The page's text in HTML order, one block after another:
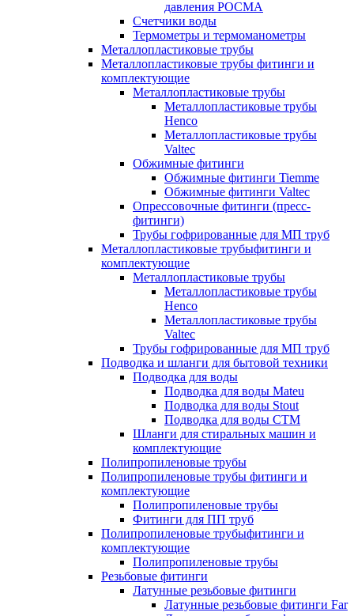
давления РОСМА
Счетчики воды
Термометры и термоманометры
Металлопластиковые трубы
Металлопластиковые трубы фитинги и
комплектующие
Металлопластиковые трубы
Металлопластиковые трубы
Henco
Металлопластиковые трубы
Valtec
Обжимные фитинги
Обжимные фитинги Tiemme
Обжимные фитинги Valtec
Опрессовочные фитинги (пресс-
фитинги)
Трубы гофрированные для МП труб
Металлопластиковые трубыфитинги и
комплектующие
Металлопластиковые трубы
Металлопластиковые трубы
Henco
Металлопластиковые трубы
Valtec
Трубы гофрированные для МП труб
Подводка и шланги для бытовой техники
Подводка для воды
Подводка для воды Mateu
Подводка для воды Stout
Подводка для воды СТМ
Шланги для стиральных машин и
комплектующие
Полипропиленовые трубы
Полипропиленовые трубы фитинги и
комплектующие
Полипропиленовые трубы
Фитинги для ПП труб
Полипропиленовые трубыфитинги и
комплектующие
Полипропиленовые трубы
Резьбовые фитинги
Латунные резьбовые фитинги
Латунные резьбовые фитинги Far